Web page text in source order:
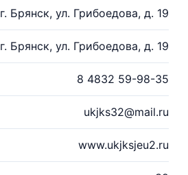
г. Брянск, ул. Грибоедова, д. 19
г. Брянск, ул. Грибоедова, д. 19
8 4832 59-98-35
ukjks32@mail.ru
www.ukjksjeu2.ru